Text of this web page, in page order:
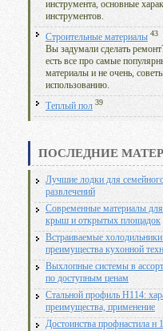
инструмента, основные
инструментов.
Строительные материалы 43
Вы задумали сделать
есть все про самые
материалы и не очень,
использованию.
Теплый пол 39
ПОСЛЕДНИЕ
Лучшие лодки для
развлечений
Современные материалы для
крыш и открытых площадок
Встраиваемые
преимущества кухонной
Выхлопные системы в
по доступным ценам
Стальной профиль Н114:
преимущества, применение
Достоинства профнастила н